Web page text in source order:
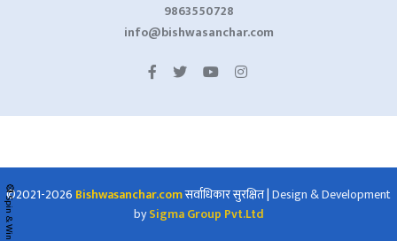
9863550728
info@bishwasanchar.com
©2021-2026 Bishwasanchar.comसर्वाधिकार सुरक्षित|Design & Development
bySigma Group Pvt.Ltd
🎡 Spin & Win